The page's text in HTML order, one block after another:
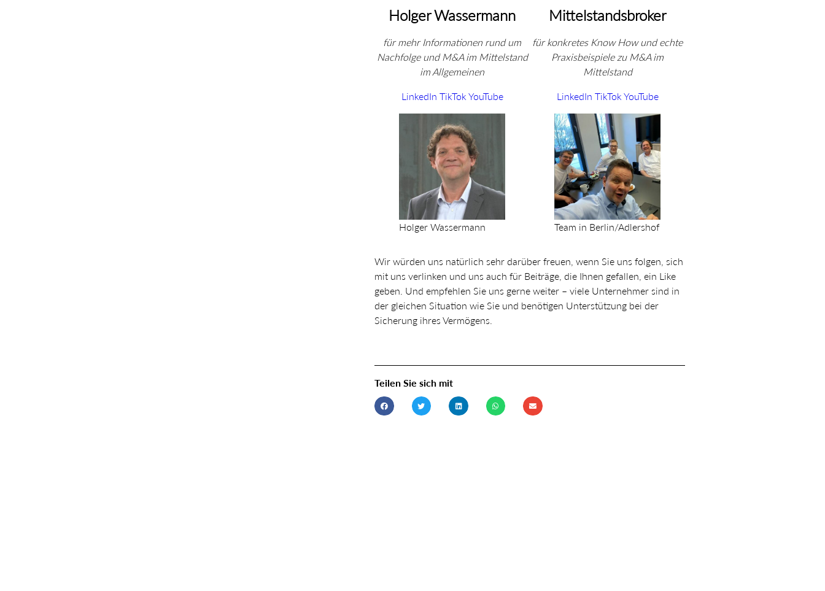
Holger Wassermann
für mehr Informationen rund um
Nachfolge und M&A im Mittelstand
im Allgemeinen
LinkedIn TikTok YouTube
Holger Wassermann
Mittelstandsbroker
für konkretes Know How und echte
Praxisbeispiele zu M&A im
Mittelstand
LinkedIn TikTok YouTube
Team in Berlin/Adlershof
Wir würden uns natürlich sehr darüber freuen, wenn Sie uns folgen, sich
mit uns verlinken und uns auch für Beiträge, die Ihnen gefallen, ein Like
geben. Und empfehlen Sie uns gerne weiter – viele Unternehmer sind in
der gleichen Situation wie Sie und benötigen Unterstützung bei der
Sicherung ihres Vermögens.
Teilen Sie sich mit